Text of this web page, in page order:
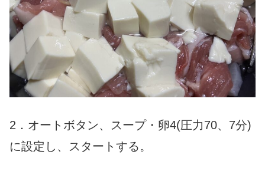
2．オートボタン、スープ・卵4(圧力70、7分)
に設定し、スタートする。